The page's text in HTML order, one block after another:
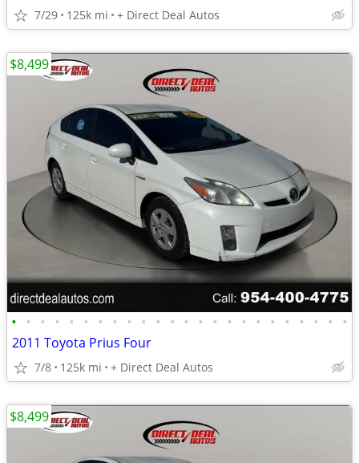
7/29 125k mi + Direct Deal Autos
• • • • • • • • • • • • • • • • • • • • • • • •
2011 Toyota Prius Four
7/8 125k mi + Direct Deal Autos
$8,499
$8,499